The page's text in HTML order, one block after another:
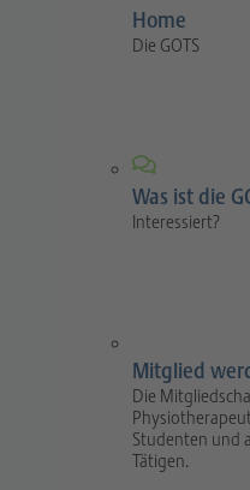
Home
Die GOTS
Was ist die
Interessiert?
Mitglied
Die
Studenten und
Tätigen.